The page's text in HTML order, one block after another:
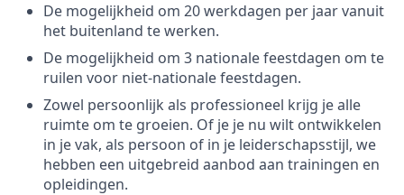
De mogelijkheid om 20 werkdagen per jaar vanuit
het buitenland te werken.
De mogelijkheid om 3 nationale feestdagen om te
ruilen voor niet-nationale feestdagen.
Zowel persoonlijk als professioneel krijg je alle
ruimte om te groeien. Of je je nu wilt ontwikkelen
in je vak, als persoon of in je leiderschapsstijl, we
hebben een uitgebreid aanbod aan trainingen en
opleidingen.